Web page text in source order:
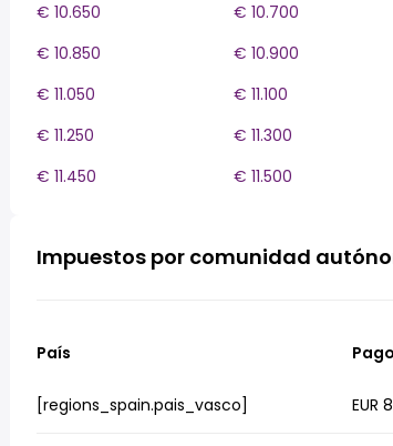
€ 10.650 € 10.700
€ 10.850
€ 10.900
€ 11.050
€ 11.100
€ 11.250
€ 11.300
€ 11.450
€ 11.500
Impuestos por comunidad
País
[regions_spain.pais_vasco] EUR